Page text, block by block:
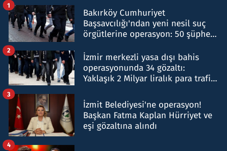
Bakırköy Cumhuriyet
Başsavcılığı'ndan yeni nesil suç
örgütlerine operasyon: 50 şüpheli
1
İzmir merkezli yasa dışı bahis
operasyonunda 34 gözaltı:
Yaklaşık 2 Milyar liralık para trafiği
2
İzmit Belediyesi'ne operasyon!
Başkan Fatma Kaplan Hürriyet ve
eşi gözaltına alındı
3
4